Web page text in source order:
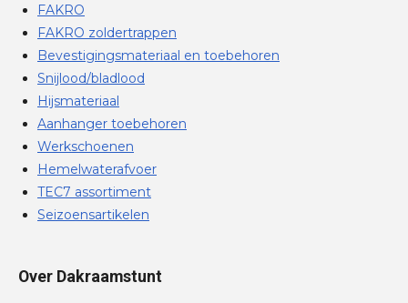
FAKRO
FAKRO zoldertrappen
Bevestigingsmateriaal en toebehoren
Snijlood/bladlood
Hijsmateriaal
Aanhanger toebehoren
Werkschoenen
Hemelwaterafvoer
TEC7 assortiment
Seizoensartikelen
Over Dakraamstunt